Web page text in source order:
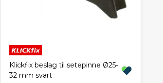
Klickfix beslag til setepinne Ø25-
32 mm svart